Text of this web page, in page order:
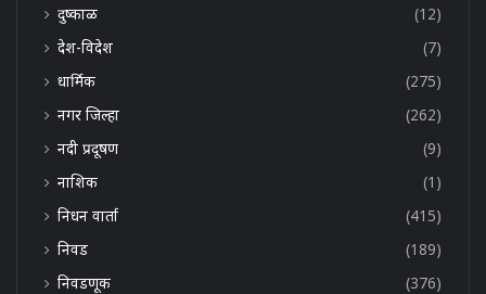
दुष्काळ
(12)
देश-विदेश
(7)
धार्मिक
(275)
नगर जिल्हा
(262)
नदी प्रदूषण
(9)
नाशिक
(1)
निधन वार्ता
(415)
निवड
(189)
निवडणूक
(376)